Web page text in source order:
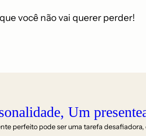
você não vai querer perder!
Um
perfeito pode ser uma tarefa